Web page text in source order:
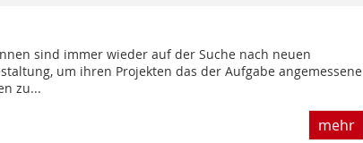
sind immer wieder auf der Suche nach neuen
um ihren Projekten das der Aufgabe angemessene
zu...
mehr